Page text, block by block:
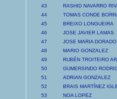
43
RASHID NAVARRO
44
TOMAS CONDE
45
BREIXO LONGUEIRA
46
JOSE JAVIER LAMAS
47
JOSE MARIA DORADO
48
MARIO GONZALEZ
49
RUBÉN TROITEIRO
50
GUMERSINDO
51
ADRIAN GONZALEZ
52
BRAIS MARTÍNEZ
53
NOA LOPEZ